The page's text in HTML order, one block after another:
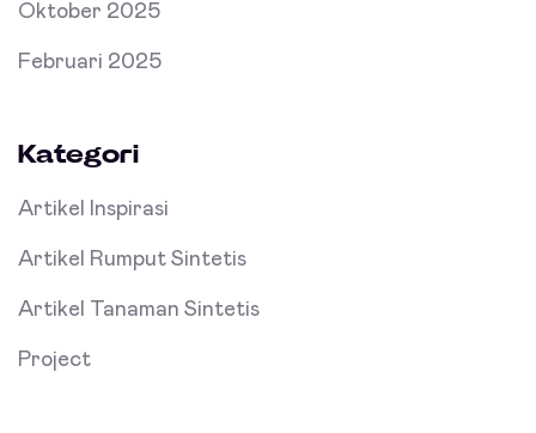
Oktober 2025
Februari 2025
Kategori
Artikel Inspirasi
Artikel Rumput Sintetis
Artikel Tanaman Sintetis
Project